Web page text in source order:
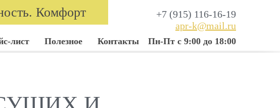
Комфорт
лист Полезное Контакты
+7 (915) 116-16-19
apr-k@mail.ru
Пн-Пт с 9:00 до 18:00